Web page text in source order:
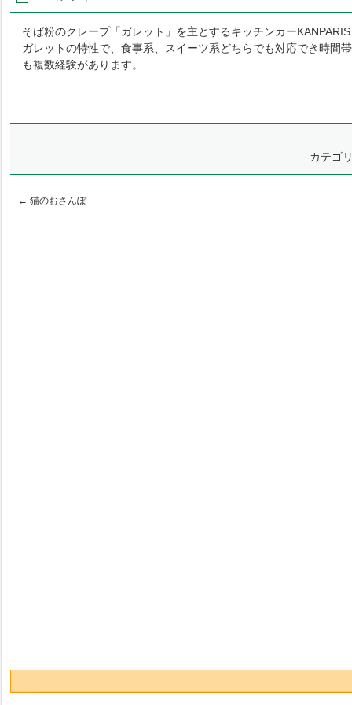
そば粉のクレープ「ガレット」を主とするキッチンカーKANPARIS
ガレットの特性で、食事系、スイーツ系どちらでも対応でき時間
も複数経験があります。
カテゴ
← 猫のおさんぽ